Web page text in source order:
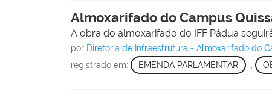
Almoxarifado do Campus
A obra do almoxarifado do IFF Pádua
por Diretoria de Infraestrutura - Almoxarifado do
registrado em: EMENDA PARLAMENTAR